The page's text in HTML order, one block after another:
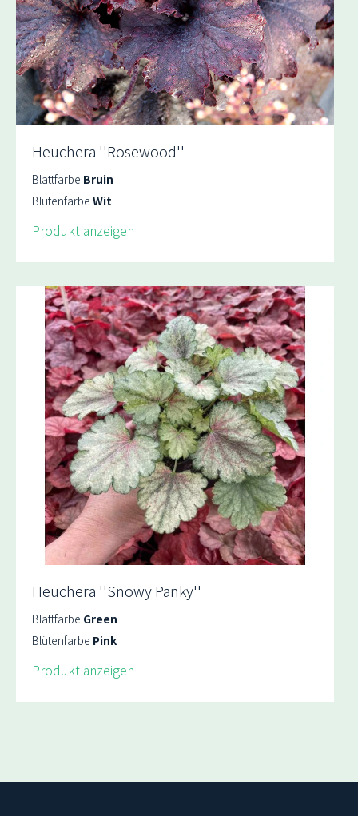
Heuchera ''Rosewood''
Blattfarbe Bruin
Blütenfarbe Wit
Produkt anzeigen
Heuchera ''Snowy Panky''
Blattfarbe Green
Blütenfarbe Pink
Produkt anzeigen